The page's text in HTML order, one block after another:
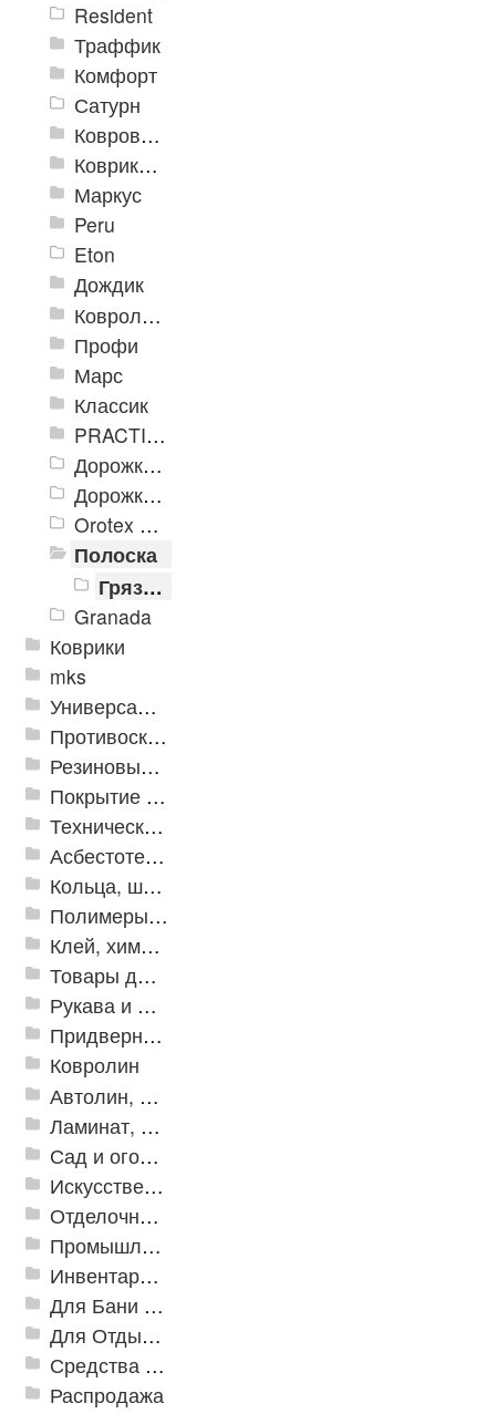
Resident
Траффик
Комфорт
Сатурн
Ковровое покрытие "Цикада"
Коврики «Heavy» на резиновой подложке
Маркус
Peru
Eton
Дождик
Ковролиновые дорожки «Rekord»
Профи
Марс
Классик
PRACTICAL
Дорожка влаговпитывающая Лидер XL
Дорожки «Фаворит»
Orotex GIN
Полоска
Грязезащитный коврик ПОЛОСКА 400*600мм
Granada
Коврики
mks
Универсальные модульные покрытия
Противоскользящая защита для лестниц, профили, ленты
Резиновые и ПВХ дорожки
Покрытие из резиновой крошки
Техническая резина
Асбестотехнические и теплоизоляционные материалы
Кольца, шайбы, манжеты
Полимеры и пластики
Клей, химия, сопутствующие товары
Товары для дома
Рукава и шланги промышленные
Придверные решетки
Ковролин
Автолин, Транслин, Линолеум
Ламинат, Кварцвиниловая плитка SPC
Сад и огород
Искусственная трава
Отделочные профили
Промышленный текстиль
Инвентарь для клининга
Для Бани и Сауны
Для Отдыха и Пикника
Средства от насекомых и садовых вредителей
Распродажа